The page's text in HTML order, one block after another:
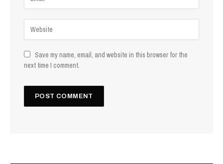
Save my name, email, and website in this browser for the
next time I comment.